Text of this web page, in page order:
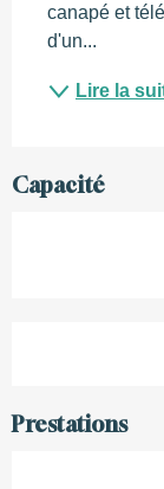
canapé et
d'un...
Lire la
Capacité
Prestations